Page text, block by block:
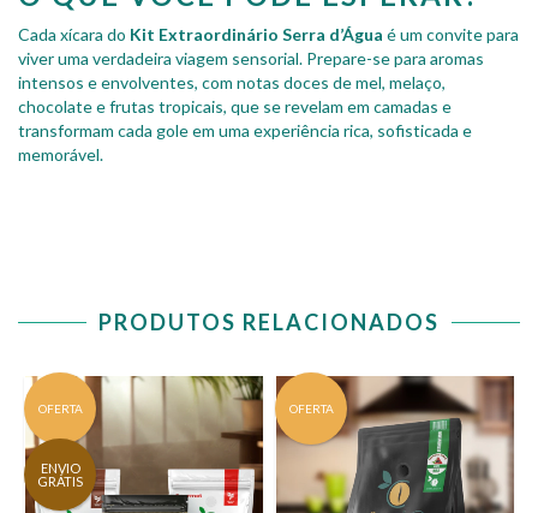
Cada xícara do Kit Extraordinário Serra d’Água é um convite para
viver uma verdadeira viagem sensorial. Prepare-se para aromas
intensos e envolventes, com notas doces de mel, melaço,
chocolate e frutas tropicais, que se revelam em camadas e
transformam cada gole em uma experiência rica, sofisticada e
memorável.
PRODUTOS RELACIONADOS
OFERTA
ENVIO
GRÁTIS
OFERTA